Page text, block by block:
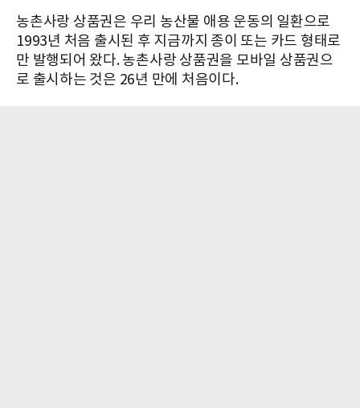
농촌사랑 상품권은 우리 농산물 애용 운동의 일환으로
1993년 처음 출시된 후 지금까지 종이 또는 카드 형태로
만 발행되어 왔다. 농촌사랑 상품권을 모바일 상품권으
로 출시하는 것은 26년 만에 처음이다.